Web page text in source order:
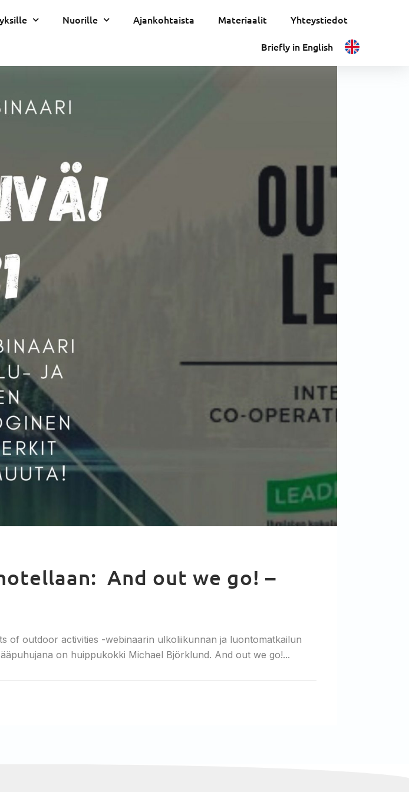
Nuorille Ajankohtaista Materiaalit Yhteystiedot
Briefly in English
And out we go! –
of outdoor activities -webinaarin ulkoliikunnan ja luontomatkailun
on huippukokki Michael Björklund. And out we go!...